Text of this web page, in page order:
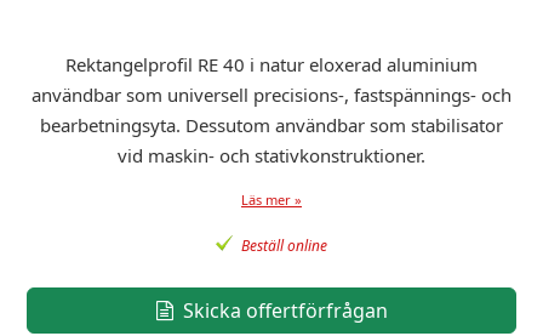
Rektangelprofil RE 40 i natur eloxerad aluminium
användbar som universell precisions-, fastspännings- och
bearbetningsyta. Dessutom användbar som stabilisator
vid maskin- och stativkonstruktioner.
Läs mer »
Beställ online
Skicka offertförfrågan